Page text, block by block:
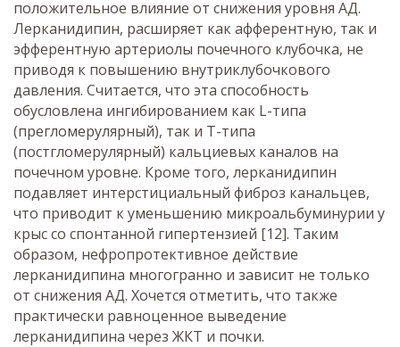
положительное влияние от снижения уровня АД.
Лерканидипин, расширяет как афферентную, так и
эфферентную артериолы почечного клубочка, не
приводя к повышению внутриклубочкового
давления. Считается, что эта способность
обусловлена ингибированием как L-типа
(прегломерулярный), так и T-типа
(постгломерулярный) кальциевых каналов на
почечном уровне. Кроме того, лерканидипин
подавляет интерстициальный фиброз канальцев,
что приводит к уменьшению микроальбуминурии у
крыс со спонтанной гипертензией [12]. Таким
образом, нефропротективное действие
лерканидипина многогранно и зависит не только
от снижения АД. Хочется отметить, что также
практически равноценное выведение
лерканидипина через ЖКТ и почки.